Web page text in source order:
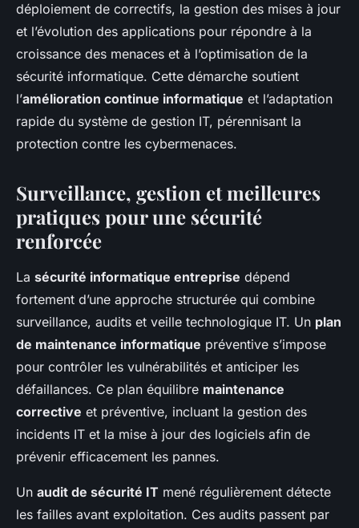
déploiement de correctifs, la gestion des mises à jour
et l’évolution des applications pour répondre à la
croissance des menaces et à l’optimisation de la
sécurité informatique. Cette démarche soutient
l’amélioration continue informatique et l’adaptation
rapide du système de gestion IT, pérennisant la
protection contre les cybermenaces.
Surveillance, gestion et meilleures
pratiques pour une sécurité
renforcée
La sécurité informatique entreprise dépend
fortement d’une approche structurée qui combine
surveillance, audits et veille technologique IT. Un plan
de maintenance informatique préventive s’impose
pour contrôler les vulnérabilités et anticiper les
défaillances. Ce plan équilibre maintenance
corrective et préventive, incluant la gestion des
incidents IT et la mise à jour des logiciels afin de
prévenir efficacement les pannes.
Un audit de sécurité IT mené régulièrement détecte
les failles avant exploitation. Ces audits passent par